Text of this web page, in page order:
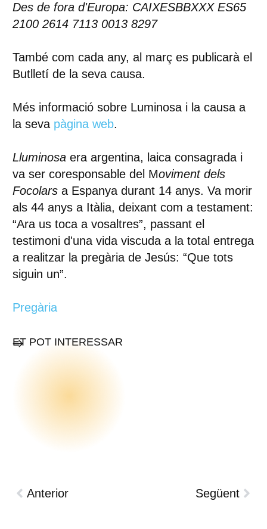
Des de fora d'Europa: CAIXESBBXXX ES65
2100 2614 7113 0013 8297
També com cada any, al març es publicarà el
Butlletí de la seva causa.
Més informació sobre Luminosa i la causa a
la seva pàgina web.
Lluminosaera argentina, laica consagrada i
va ser coresponsable del Moviment dels
Focolarsa Espanya durant 14 anys. Va morir
als 44 anys a Itàlia, deixant com a testament:
“Ara us toca a vosaltres”, passant el
testimoni d'una vida viscuda a la total entrega
a realitzar la pregària de Jesús: “Que tots
siguin un”.
Pregària
ET POT INTERESSAR
Anterior Següent